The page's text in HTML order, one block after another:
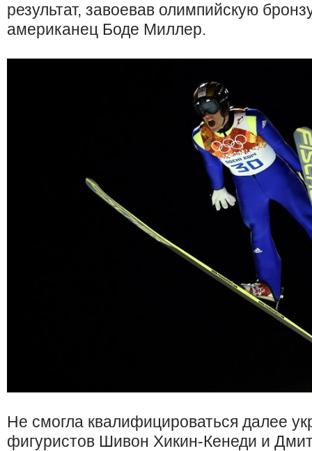
результат, завоевав олимпийскую
американец Боде Миллер.
Не смогла квалифицироваться далее
фигуристов Шивон Хикин-Кенеди и